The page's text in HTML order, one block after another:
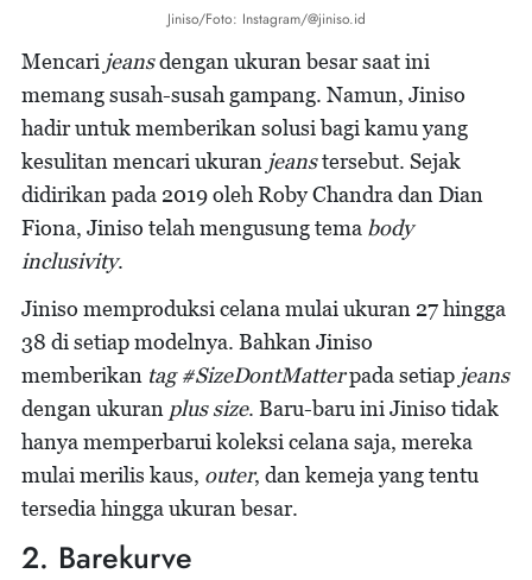
Jiniso/Foto: Instagram/@jiniso.id
Mencari jeansdengan ukuran besar saat ini
memang susah-susah gampang. Namun, Jiniso
hadir untuk memberikan solusi bagi kamu yang
kesulitan mencari ukuran jeanstersebut. Sejak
didirikan pada 2019 oleh Roby Chandra dan Dian
Fiona, Jiniso telah mengusung tema body
inclusivity.
Jiniso memproduksi celana mulai ukuran 27 hingga
38 di setiap modelnya. Bahkan Jiniso
memberikan tag #SizeDontMatterpada setiap jeans
dengan ukuran plus size. Baru-baru ini Jiniso tidak
hanya memperbarui koleksi celana saja, mereka
mulai merilis kaus, outer, dan kemeja yang tentu
tersedia hingga ukuran besar.
2. Barekurve